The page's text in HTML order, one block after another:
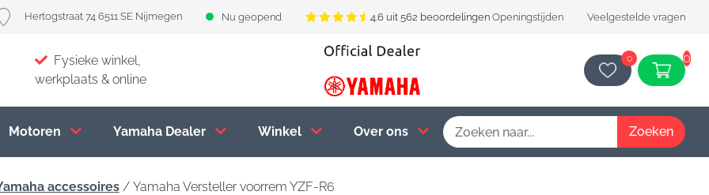
Hertogstraat 74 6511 SE Nijmegen Nu geopend 4.6 uit 562 beoordelingen Openingstijden Veelgestelde vragen
Fysieke winkel,
werkplaats & online
0 0
Motoren Yamaha Dealer Winkel Over ons
accessoires/ Yamaha Versteller voorrem YZF-R6